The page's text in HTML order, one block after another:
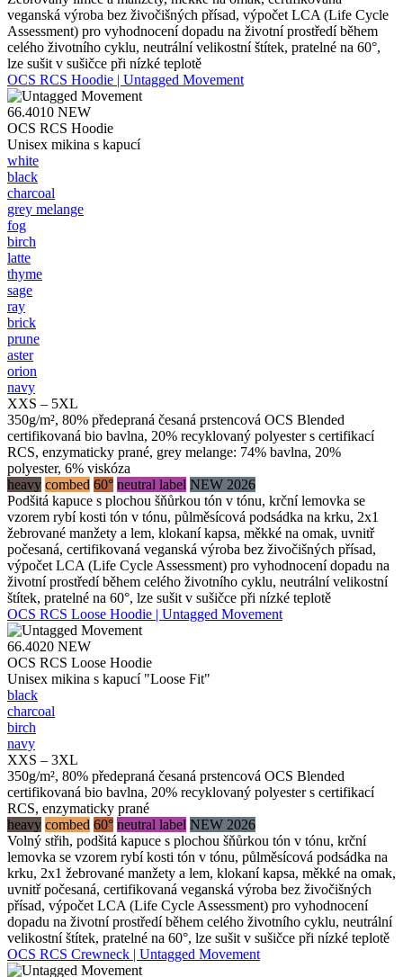
veganská výroba bez živočišných přísad, výpočet LCA (Life Cycle
Assessment) pro vyhodnocení dopadu na životní prostředí během
celého životního cyklu, neutrální velikostní štítek, pratelné na 60°,
lze sušit v sušičce při nízké teplotě
OCS RCS Hoodie | Untagged Movement
66.4010 NEW
OCS RCS Hoodie
Unisex mikina s kapucí
white
black
charcoal
grey melange
fog
birch
latte
thyme
sage
ray
brick
prune
aster
orion
navy
XXS – 5XL
350g/m², 80% předepraná česaná prstencová OCS Blended
certifikovaná bio bavlna, 20% recyklovaný polyester s certifikací
RCS, enzymaticky prané, grey melange: 74% bavlna, 20%
polyester, 6% viskóza
heavy combed 60° neutral label NEW 2026
Podšitá kapuce s plochou šňůrkou tón v tónu, krční lemovka se
vzorem rybí kosti tón v tónu, půlměsícová podsádka na krku, 2x1
žebrované manžety a lem, klokaní kapsa, měkké na omak, uvnitř
počesaná, certifikovaná veganská výroba bez živočišných přísad,
výpočet LCA (Life Cycle Assessment) pro vyhodnocení dopadu na
životní prostředí během celého životního cyklu, neutrální velikostní
štítek, pratelné na 60°, lze sušit v sušičce při nízké teplotě
OCS RCS Loose Hoodie | Untagged Movement
66.4020 NEW
OCS RCS Loose Hoodie
Unisex mikina s kapucí "Loose Fit"
black
charcoal
birch
navy
XXS – 3XL
350g/m², 80% předepraná česaná prstencová OCS Blended
certifikovaná bio bavlna, 20% recyklovaný polyester s certifikací
RCS, enzymaticky prané
heavy combed 60° neutral label NEW 2026
Volný střih, podšitá kapuce s plochou šňůrkou tón v tónu, krční
lemovka se vzorem rybí kosti tón v tónu, půlměsícová podsádka na
krku, 2x1 žebrované manžety a lem, klokaní kapsa, měkké na omak,
uvnitř počesaná, certifikovaná veganská výroba bez živočišných
přísad, výpočet LCA (Life Cycle Assessment) pro vyhodnocení
dopadu na životní prostředí během celého životního cyklu, neutrální
velikostní štítek, pratelné na 60°, lze sušit v sušičce při nízké teplotě
OCS RCS Crewneck | Untagged Movement